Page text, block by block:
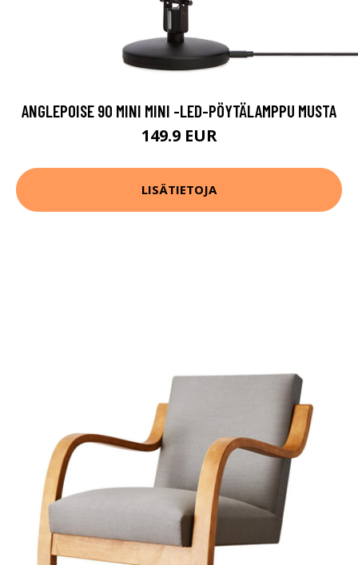
ANGLEPOISE 90 MINI MINI -LED-PÖYTÄLAMPPU MUSTA
149.9 EUR
LISÄTIETOJA